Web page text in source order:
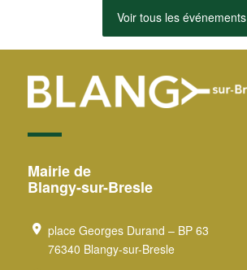
Voir tous les événements
Mairie de
Blangy-sur-Bresle
place Georges Durand – BP 63
76340 Blangy-sur-Bresle